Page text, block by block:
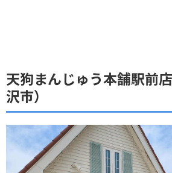
天狗まんじゅう本舗駅前
沢市）